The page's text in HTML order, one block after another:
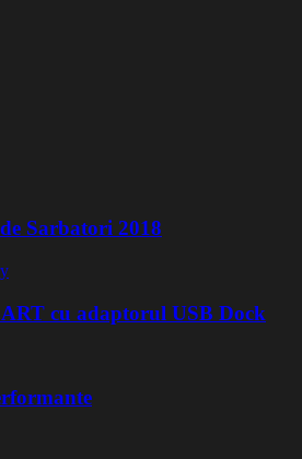
Sarbatori 2018
cu adaptorul USB Dock